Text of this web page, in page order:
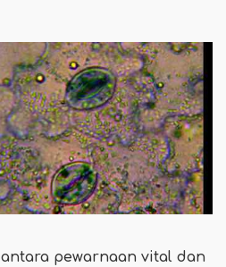
antara pewarnaan vital dan